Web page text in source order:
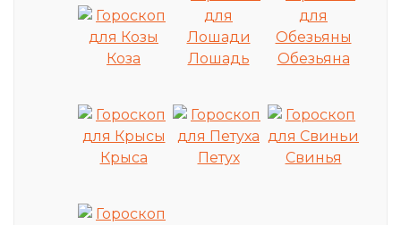
Коза Лошадь Обезьяна
Крыса Петух Свинья